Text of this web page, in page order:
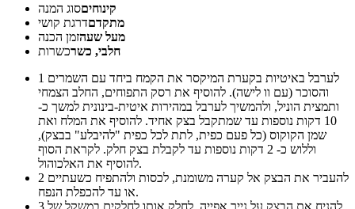
קינוחיםסוג המנה
מתקדםדרגת קושי
מעל שעהזמן הכנה
חלבי, כשרכשרות
1
והסוכר (עם וו לישה). להוסיף את רסק התפוחים, החלב הצמחי
ותמצית הוניל, ולהמשיך לערבל במהירות איטית-בינונית למשך כ-
10 דקות נוספות עד שמתקבל בצק אחיד. להוסיף את המלח ואת
שמן הקוקוס (כל פעם כפית, לתת לכל כפית "להיבלע" בבצק),
וללוש כ- 2 דקות נוספות עד לקבלת בצק חלק. לקראת הסוף
להוסיף את האלכוהול.
2
או עד להכפלת הנפח.
3